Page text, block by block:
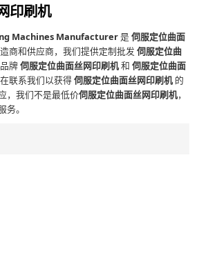
印刷机
Machines Manufacturer是伺服定位曲面
商和供应商，我们提供定制批发伺服定位曲
牌伺服定位曲面丝网印刷机和伺服定位曲面
联系我们以获得伺服定位曲面丝网印刷机 的
，我们不是最低价伺服定位曲面丝网印刷机，
。